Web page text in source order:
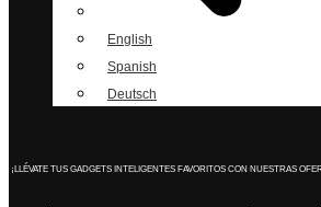
English
Spanish
Deutsch
¡LLÉVATE TUS GADGETS INTELIGENTES FAVORITOS CON NUESTRAS